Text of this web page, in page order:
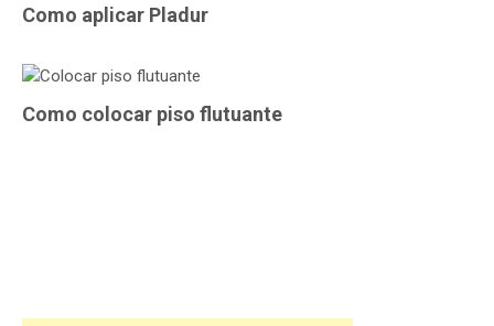
Como aplicar Pladur
Como colocar piso flutuante